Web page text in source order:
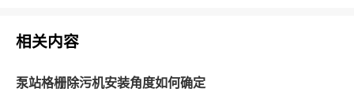
相关内容
泵站格栅除污机安装角度如何确定